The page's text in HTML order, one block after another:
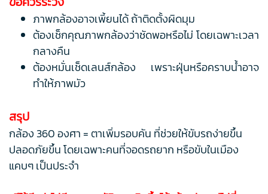
ภาพกล้องอาจเพี้ยนได้ ถ้าติดตั้งผิดมุม
ต้องเช็กคุณภาพกล้องว่าชัดพอหรือไม่ โดยเฉพาะเวลา
กลางคืน
ต้องหมั่นเช็ดเลนส์กล้อง เพราะฝุ่นหรือคราบน้ำอาจ
ทำให้ภาพมัว
สรุป
กล้อง 360 องศา = ตาเพิ่มรอบคัน ที่ช่วยให้ขับรถง่ายขึ้น
ปลอดภัยขึ้น โดยเฉพาะคนที่จอดรถยาก หรือขับในเมือง
แคบๆ เป็นประจำ